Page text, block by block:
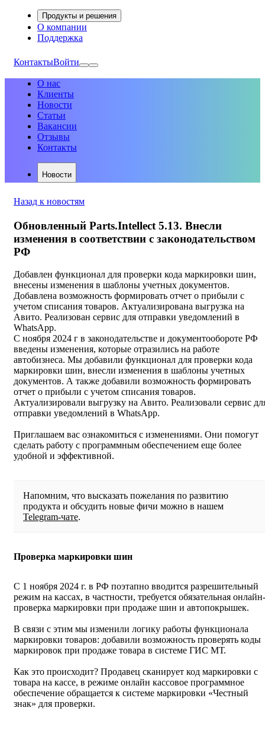
Продукты и решения
О компании
Поддержка
КонтактыВойти
О нас
Клиенты
Новости
Статьи
Вакансии
Отзывы
Контакты
Новости
Назад к новостям
Обновленный Parts.Intellect 5.13. Внесли
изменения в соответствии с законодательством
РФ
Добавлен функционал для проверки кода маркировки шин,
внесены изменения в шаблоны учетных документов.
Добавлена возможность формировать отчет о прибыли с
учетом списания товаров. Актуализирована выгрузка на
Авито. Реализован сервис для отправки уведомлений в
WhatsApp.
С ноября 2024 г в законодательстве и документообороте РФ
введены изменения, которые отразились на работе
автобизнеса. Мы добавили функционал для проверки кода
маркировки шин, внесли изменения в шаблоны учетных
документов. А также добавили возможность формировать
отчет о прибыли с учетом списания товаров.
Актуализировали выгрузку на Авито. Реализовали сервис
отправки уведомлений в WhatsApp.
Приглашаем вас ознакомиться с изменениями. Они помогут
сделать работу с программным обеспечением еще более
удобной и эффективной.
Напомним, что высказать пожелания по развитию
продукта и обсудить новые фичи можно в нашем
Telegram-чате.
Проверка маркировки шин
С 1 ноября 2024 г. в РФ поэтапно вводится разрешительный
режим на кассах, в частности, требуется обязательная онлайн-
проверка маркировки при продаже шин и автопокрышек.
В связи с этим мы изменили логику работы функционала
маркировки товаров: добавили возможность проверять коды
маркировок при продаже товара в системе ГИС МТ.
Как это происходит? Продавец сканирует код маркировки с
товара на кассе, в режиме онлайн кассовое программное
обеспечение обращается к системе маркировки «Честный
знак» для проверки.